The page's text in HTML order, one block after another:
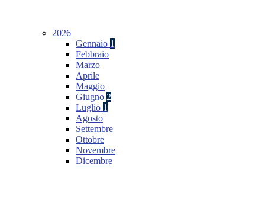
2026
Gennaio 1
Febbraio
Marzo
Aprile
Maggio
Giugno 2
Luglio 1
Agosto
Settembre
Ottobre
Novembre
Dicembre